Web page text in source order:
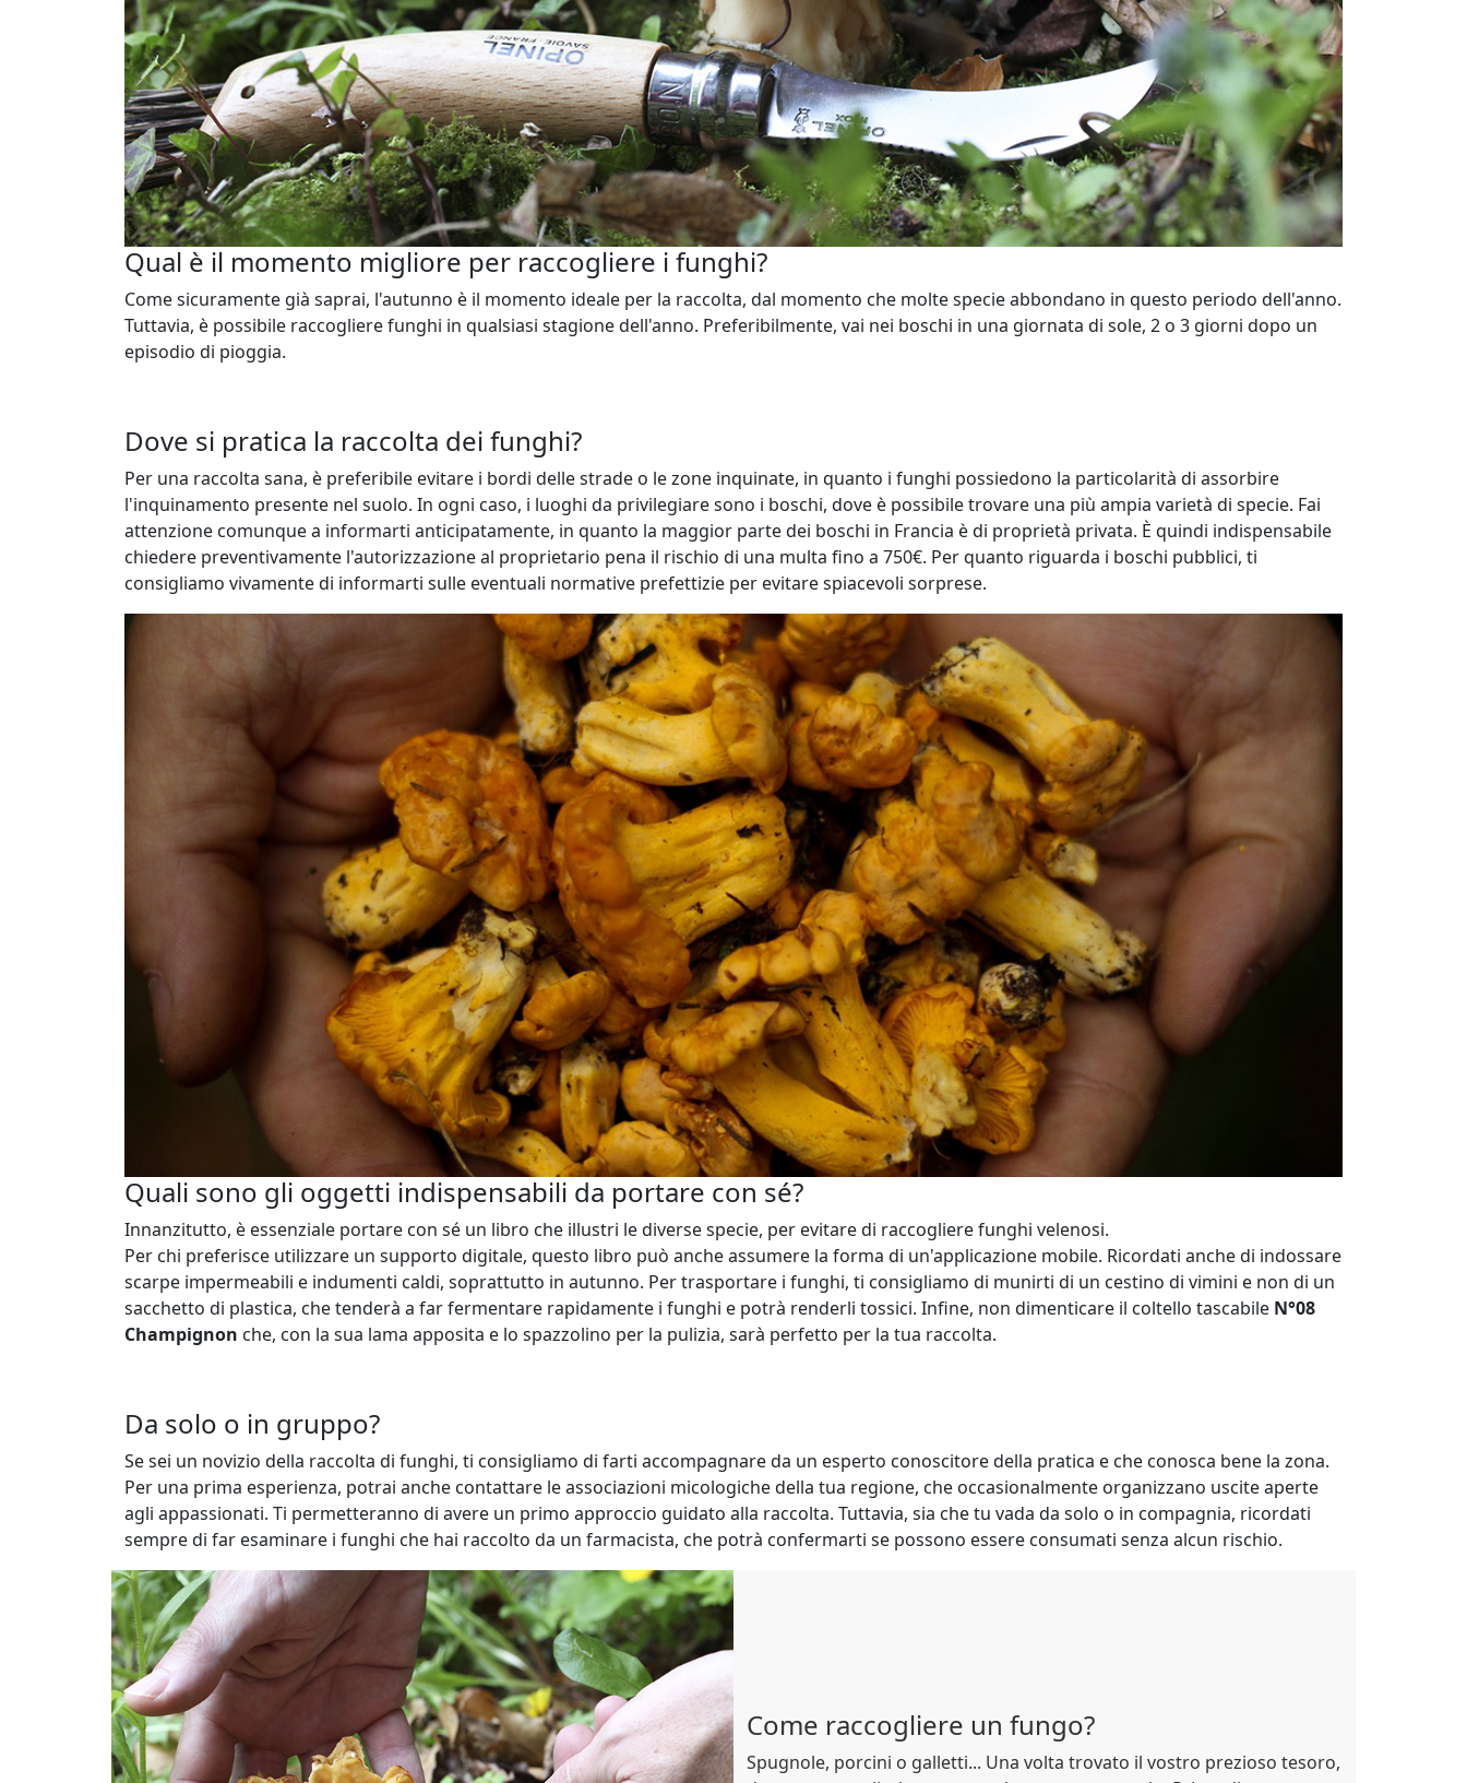
Qual è il momento migliore per raccogliere i funghi?
Come sicuramente già saprai, l'autunno è il momento ideale per la raccolta, dal momento che molte specie abbondano in questo periodo dell'anno.
Tuttavia, è possibile raccogliere funghi in qualsiasi stagione dell'anno. Preferibilmente, vai nei boschi in una giornata di sole, 2 o 3 giorni dopo un
episodio di pioggia.
Dove si pratica la raccolta dei funghi?
Per una raccolta sana, è preferibile evitare i bordi delle strade o le zone inquinate, in quanto i funghi possiedono la particolarità di assorbire
l'inquinamento presente nel suolo. In ogni caso, i luoghi da privilegiare sono i boschi, dove è possibile trovare una più ampia varietà di specie. Fai
attenzione comunque a informarti anticipatamente, in quanto la maggior parte dei boschi in Francia è di proprietà privata. È quindi indispensabile
chiedere preventivamente l'autorizzazione al proprietario pena il rischio di una multa fino a 750€. Per quanto riguarda i boschi pubblici, ti
consigliamo vivamente di informarti sulle eventuali normative prefettizie per evitare spiacevoli sorprese.
Quali sono gli oggetti indispensabili da portare con sé?
Innanzitutto, è essenziale portare con sé un libro che illustri le diverse specie, per evitare di raccogliere funghi velenosi.
Per chi preferisce utilizzare un supporto digitale, questo libro può anche assumere la forma di un'applicazione mobile. Ricordati anche di indossare
scarpe impermeabili e indumenti caldi, soprattutto in autunno. Per trasportare i funghi, ti consigliamo di munirti di un cestino di vimini e non di un
sacchetto di plastica, che tenderà a far fermentare rapidamente i funghi e potrà renderli tossici. Infine, non dimenticare il coltello tascabile N°08
Champignon che, con la sua lama apposita e lo spazzolino per la pulizia, sarà perfetto per la tua raccolta.
Da solo o in gruppo?
Se sei un novizio della raccolta di funghi, ti consigliamo di farti accompagnare da un esperto conoscitore della pratica e che conosca bene la zona.
Per una prima esperienza, potrai anche contattare le associazioni micologiche della tua regione, che occasionalmente organizzano uscite aperte
agli appassionati. Ti permetteranno di avere un primo approccio guidato alla raccolta. Tuttavia, sia che tu vada da solo o in compagnia, ricordati
sempre di far esaminare i funghi che hai raccolto da un farmacista, che potrà confermarti se possono essere consumati senza alcun rischio.
Come raccogliere un fungo?
Spugnole, porcini o galletti... Una volta trovato il vostro prezioso tesoro,